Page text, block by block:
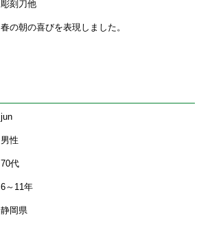
彫刻刀他
春の朝の喜びを表現しました。
jun
男性
70代
6～11年
静岡県